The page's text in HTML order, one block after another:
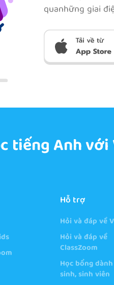
quanhững giai
tiếng Anh với
Hỗ trợ
Hỏi và đáp về
Hỏi và đáp về
ClassZoom
Học bổng
sinh, sinh viên